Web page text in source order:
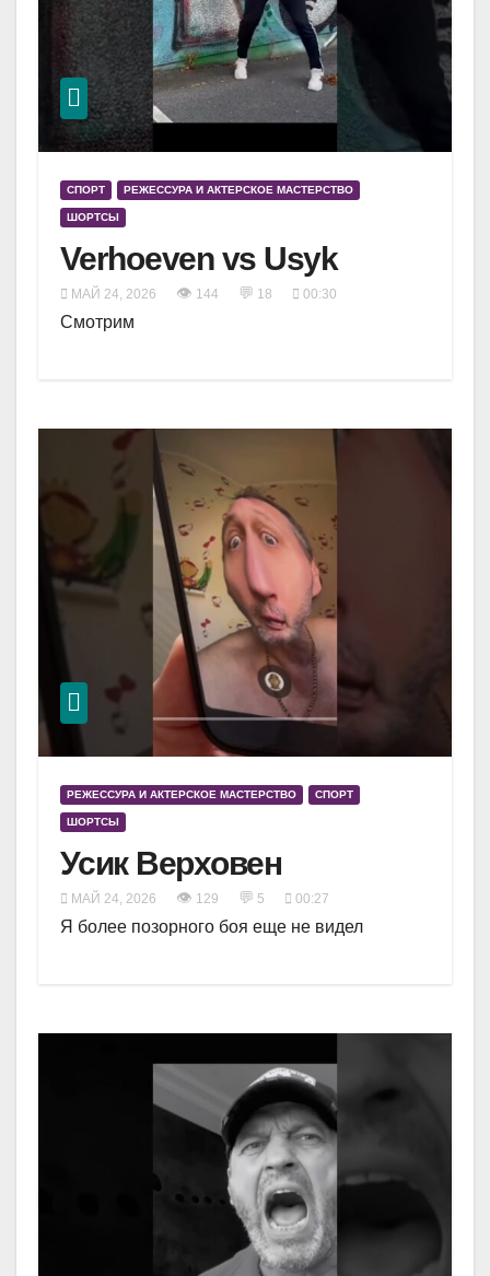
СПОРТ РЕЖЕССУРА И АКТЕРСКОЕ МАСТЕРСТВО
ШОРТСЫ
Verhoeven vs Usyk
МАЙ 24, 2026 👁 144 💬 18 00:30
Смотрим
РЕЖЕССУРА И АКТЕРСКОЕ МАСТЕРСТВО СПОРТ
ШОРТСЫ
Усик Верховен
МАЙ 24, 2026 👁 129 💬 5 00:27
Я более позорного боя еще не видел